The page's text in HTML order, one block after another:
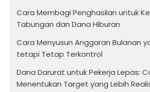
Cara Membagi Penghasilan untuk
Tabungan dan Dana Hiburan
Cara Menyusun Anggaran Bulanan
tetapi Tetap Terkontrol
Dana Darurat untuk Pekerja Lepas:
Menentukan Target yang Lebih